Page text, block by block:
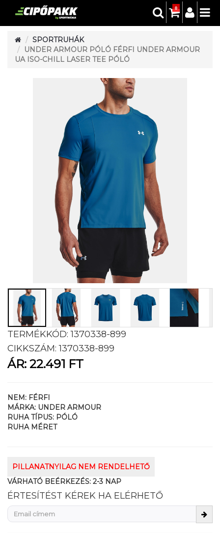
0
SPORTRUHÁK
UNDER ARMOUR PÓLÓ FÉRFI UNDER ARMOUR
UA ISO-CHILL LASER TEE PÓLÓ
TERMÉKKÓD:1370338-899
CIKKSZÁM:1370338-899
ÁR: 22.491 FT
NEM: FÉRFI
MÁRKA: UNDER ARMOUR
RUHA TÍPUS: PÓLÓ
RUHA MÉRET
PILLANATNYILAG NEM RENDELHETŐ
VÁRHATÓ BEÉRKEZÉS: 2-3 NAP
ÉRTESÍTÉST KÉREK HA ELÉRHETŐ